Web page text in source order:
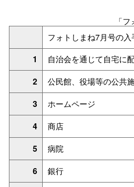
「
フォトしまね7月号の
1
自治会を通じて自宅に
2
公民館、役場等の公共
3
ホームページ
4
商店
5
病院
6
銀行